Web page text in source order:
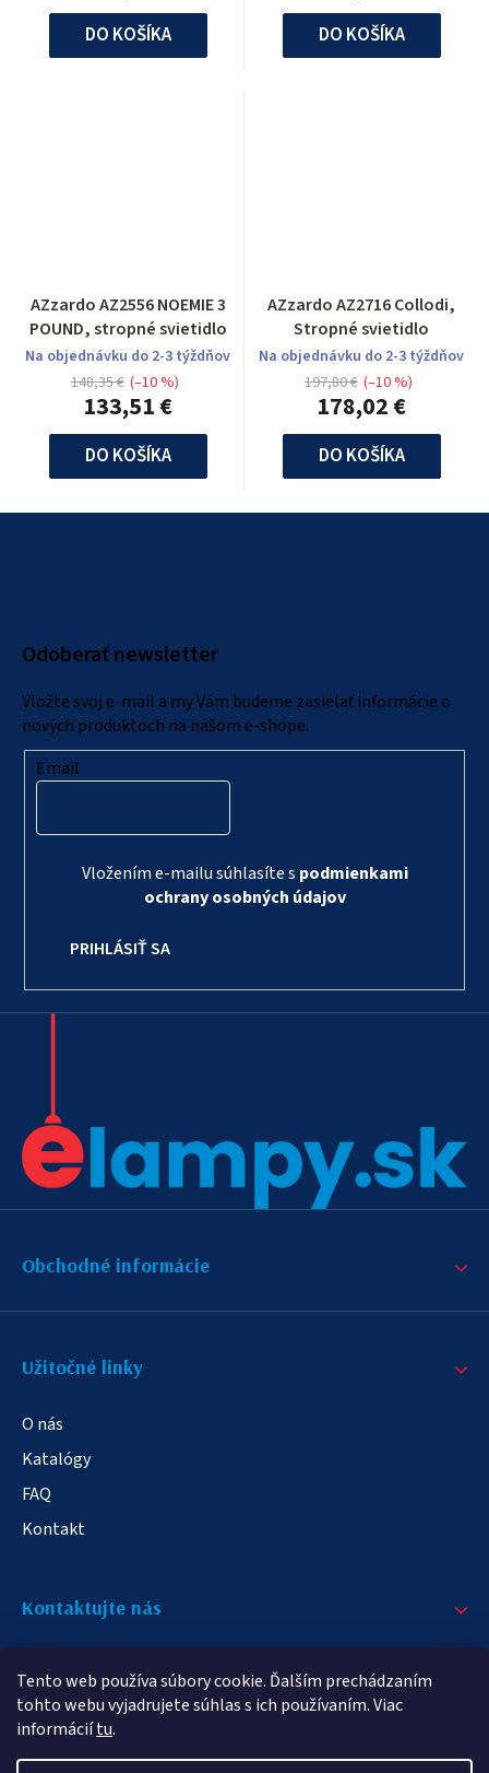
Tento web používa súbory cookie. Ďalším prechádzaním
tohto webu vyjadrujete súhlas s ich používaním. Viac
informáciítu.
DO KOŠÍKA DO KOŠÍKA
AZzardo AZ2556 NOEMIE 3
POUND, stropné svietidlo
Na objednávku do 2-3 týždňov
133,51 €
148,35 € (–10 %)
DO KOŠÍKA
AZzardo AZ2716 Collodi,
Stropné svietidlo
Na objednávku do 2-3 týždňov
178,02 €
197,80 € (–10 %)
DO KOŠÍKA
Odoberať newsletter
Vložte svoj e-mail a my Vám budeme zasielať informácie o
nových produktoch na našom e-shope.
Email
Vložením e-mailu súhlasíte s podmienkami
ochrany osobných údajov
PRIHLÁSIŤ SA
Obchodné informácie
Užitočné linky
O nás
Katalógy
FAQ
Kontakt
Kontaktujte nás
info@elampa.sk